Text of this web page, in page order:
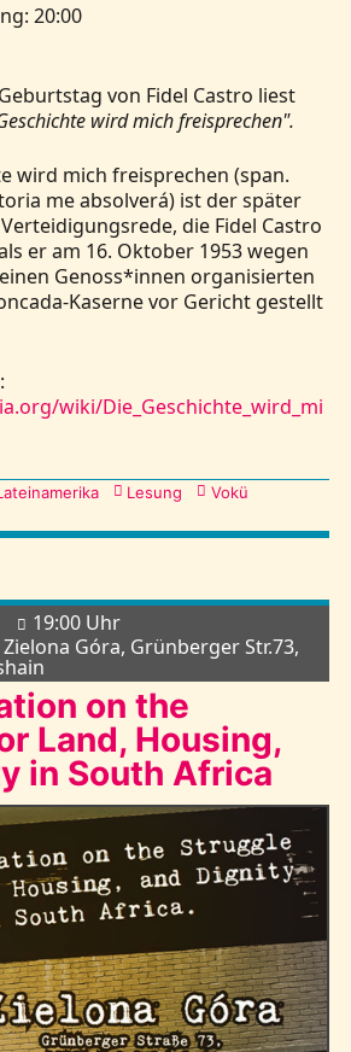
20:00
von Fidel Castro liest
wird mich freisprechen".
wird mich freisprechen (span.
me absolverá) ist der später
die Fidel Castro
er am 16. Oktober 1953 wegen
Genoss*innen organisierten
Kaserne vor Gericht gestellt
wiki/Die_Geschichte_wird_mi
Lesung
Vokü
19:00 Uhr
Góra, Grünberger Str.73,
on the
Land, Housing,
in South Africa